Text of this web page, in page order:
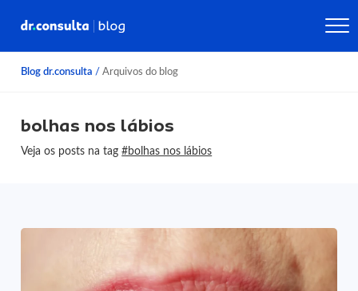
Blog dr.consulta / Arquivos do blog
bolhas nos lábios
Veja os posts na tag#bolhas nos lábios